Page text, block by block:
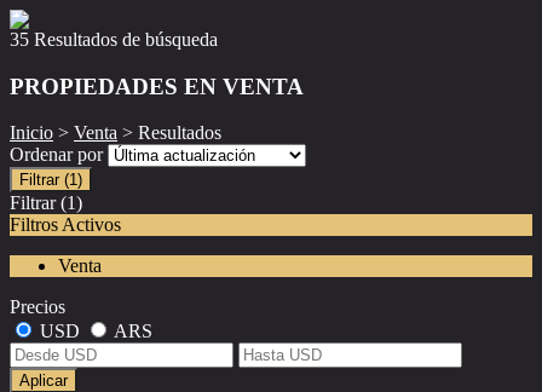
35 Resultados de búsqueda
PROPIEDADES EN VENTA
Inicio > Venta > Resultados
Ordenar por
Filtrar (1)
Filtrar (1)
Filtros Activos
Venta
Precios
USD
ARS
Aplicar